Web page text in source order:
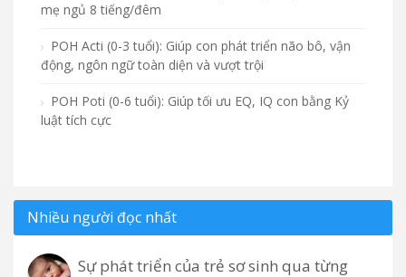
mẹ ngủ 8 tiếng/đêm
POH Acti (0-3 tuổi): Giúp con phát triển não bô, vận
động, ngôn ngữ toàn diện và vượt trội
POH Poti (0-6 tuổi): Giúp tối ưu EQ, IQ con bằng Kỷ
luật tích cực
Nhiều người đọc nhất
Sự phát triển của trẻ sơ sinh qua từng